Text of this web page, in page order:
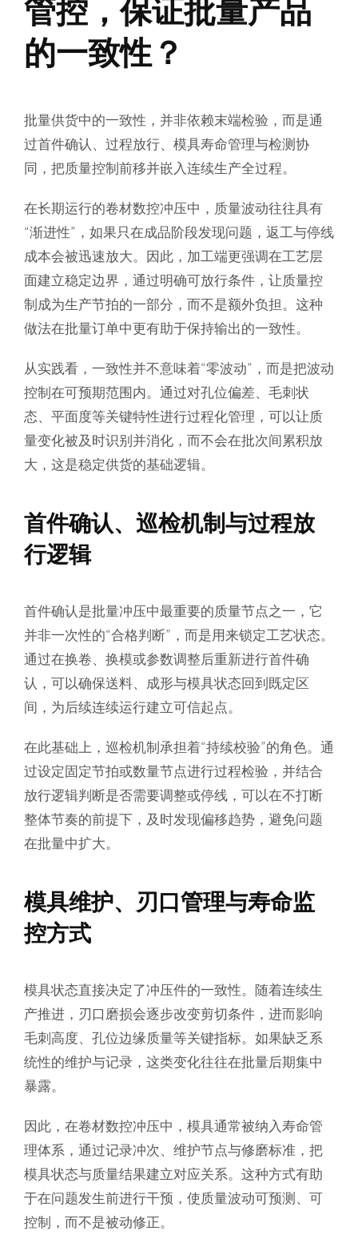
管控，保证批量产品
的一致性？
批量供货中的一致性，并非依赖末端检验，而是通
过首件确认、过程放行、模具寿命管理与检测协
同，把质量控制前移并嵌入连续生产全过程。
在长期运行的卷材数控冲压中，质量波动往往具有
“渐进性”，如果只在成品阶段发现问题，返工与停线
成本会被迅速放大。因此，加工端更强调在工艺层
面建立稳定边界，通过明确可放行条件，让质量控
制成为生产节拍的一部分，而不是额外负担。这种
做法在批量订单中更有助于保持输出的一致性。
从实践看，一致性并不意味着“零波动”，而是把波动
控制在可预期范围内。通过对孔位偏差、毛刺状
态、平面度等关键特性进行过程化管理，可以让质
量变化被及时识别并消化，而不会在批次间累积放
大，这是稳定供货的基础逻辑。
首件确认、巡检机制与过程放
行逻辑
首件确认是批量冲压中最重要的质量节点之一，它
并非一次性的“合格判断”，而是用来锁定工艺状态。
通过在换卷、换模或参数调整后重新进行首件确
认，可以确保送料、成形与模具状态回到既定区
间，为后续连续运行建立可信起点。
在此基础上，巡检机制承担着“持续校验”的角色。通
过设定固定节拍或数量节点进行过程检验，并结合
放行逻辑判断是否需要调整或停线，可以在不打断
整体节奏的前提下，及时发现偏移趋势，避免问题
在批量中扩大。
模具维护、刃口管理与寿命监
控方式
模具状态直接决定了冲压件的一致性。随着连续生
产推进，刃口磨损会逐步改变剪切条件，进而影响
毛刺高度、孔位边缘质量等关键指标。如果缺乏系
统性的维护与记录，这类变化往往在批量后期集中
暴露。
因此，在卷材数控冲压中，模具通常被纳入寿命管
理体系，通过记录冲次、维护节点与修磨标准，把
模具状态与质量结果建立对应关系。这种方式有助
于在问题发生前进行干预，使质量波动可预测、可
控制，而不是被动修正。